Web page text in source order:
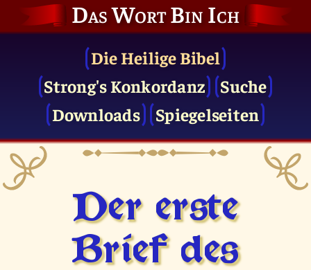
Das Wort Bin Ich
Die Heilige Bibel
Strong's Konkordanz
Suche
Downloads
Spiegelseiten
Der erste
Brief des